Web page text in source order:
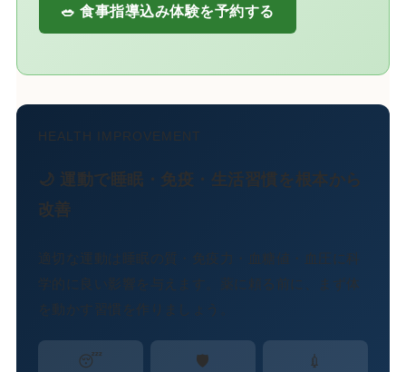
🥗 食事指導込み体験を予約する
HEALTH IMPROVEMENT
🌙 運動で睡眠・免疫・生活習慣を根本から
改善
適切な運動は睡眠の質・免疫力・血糖値・血圧に科
学的に良い影響を与えます。薬に頼る前に、まず体
を動かす習慣を作りましょう。
😴 🛡️ 💉